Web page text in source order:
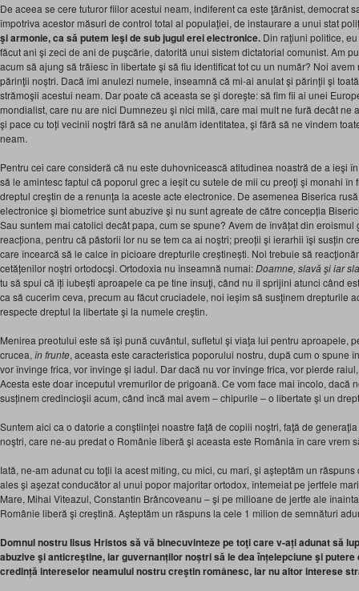
De aceea se cere tuturor fiilor acestui neam, indiferent ca este ţărănist, democrat
împotriva acestor măsuri de control total al populaţiei, de instaurare a unui stat
şi armonie, ca să putem ieşi de sub jugul erei electronice. Din raţiuni politice,
făcut ani şi zeci de ani de puşcărie, datorită unui sistem dictatorial comunist. Am
acum să ajung să trăiesc în libertate şi să fiu identificat tot cu un număr? Noi
părinţii noștri. Dacă îmi anulezi numele, înseamnă că mi-ai anulat şi părinţii şi
strămoşii acestui neam. Dar poate că aceasta se şi doreşte: să fim fii ai unei
mondialist, care nu are nici Dumnezeu şi nici milă, care mai mult ne fură decât ne
şi pace cu toți vecinii noştri fără să ne anulăm identitatea, şi fără să ne vindem
neam.
Pentru cei care consideră că nu este duhovnicească atitudinea noastră de a ieşi
să le amintesc faptul că poporul grec a ieșit cu sutele de mii cu preoţi şi monahi
dreptul creştin de a renunţa la aceste acte electronice. De asemenea Biserica
electronice şi biometrice sunt abuzive şi nu sunt agreate de către concepția
Sau suntem mai catolici decât papa, cum se spune? Avem de învățat din eroismul
reacționa, pentru că păstorii lor nu se tem ca ai noştri; preoții şi ierarhii îşi susțin
care încearcă să le calce în picioare drepturile creștinești. Noi trebuie să
cetățenilor noştri ortodocși. Ortodoxia nu înseamnă numai:Doamne, slavă şi iar
tu să spui că îți iubești aproapele ca pe tine însuţi, când nu îl sprijini atunci când
ca să cucerim ceva, precum au făcut cruciadele, noi ieșim să susţinem drepturile
respecte dreptul la libertate şi la numele creştin.
Menirea preotului este să își pună cuvântul, sufletul şi viaţa lui pentru aproapele,
crucea, în frunte, aceasta este caracteristica poporului nostru, după cum o spune
vor învinge frica, vor învinge şi iadul. Dar dacă nu vor învinge frica, vor pierde
Acesta este doar începutul vremurilor de prigoană. Ce vom face mai încolo, dacă
susținem credincioşii acum, când încă mai avem – chipurile – o libertate şi un
Suntem aici ca o datorie a conştiinţei noastre faţă de copiii noştri, faţă de
noştri, care ne-au predat o Românie liberă şi aceasta este România în care vrem
Iată, ne-am adunat cu toţii la acest miting, cu mici, cu mari, şi aşteptăm un
ales şi aşezat conducător al unui popor majoritar ortodox, întemeiat pe jertfele
Mare, Mihai Viteazul, Constantin Brâncoveanu – şi pe milioane de jertfe ale
Românie liberă şi creștină. Aşteptăm un răspuns la cele 1 milion de semnături
Domnul nostru Iisus Hristos să vă binecuvinteze pe toţi care v-ați adunat să
abuzive şi anticreştine, iar guvernanților noștri să le dea înțelepciune şi
credință intereselor neamului nostru creştin românesc, iar nu altor interese